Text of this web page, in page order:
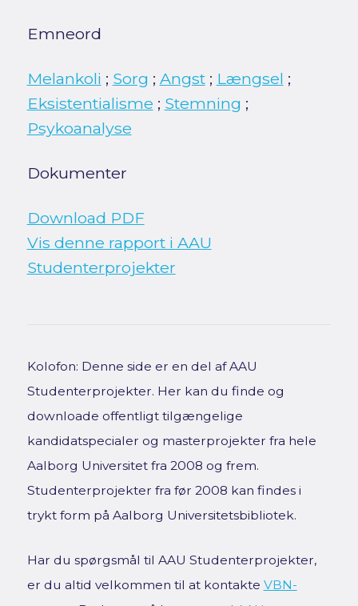
Emneord
Melankoli ; Sorg ; Angst; Længsel ;
Eksistentialisme ; Stemning ;
Psykoanalyse
Dokumenter
Download PDF
Vis denne rapport i AAU
Studenterprojekter
Kolofon: Denne side er en del af AAU
Studenterprojekter. Her kan du finde og
downloade offentligt tilgængelige
kandidatspecialer og masterprojekter fra hele
Aalborg Universitet fra 2008 og frem.
Studenterprojekter fra før 2008 kan findes i
trykt form på Aalborg Universitetsbibliotek.
Har du spørgsmål til AAU Studenterprojekter,
er du altid velkommen til at kontakte VBN-